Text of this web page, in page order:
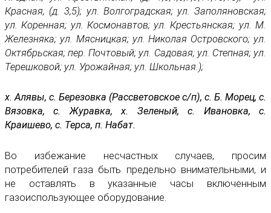
Красная, (д. 3,5); ул. Волгоградская; ул. Заполяновская;
ул. Коренная; ул. Космонавтов; ул. Крестьянская; ул. М.
Железняка; ул. Мясницкая; ул. Николая Островского; ул.
Октябрьская; пер. Почтовый; ул. Садовая; ул. Степная; ул.
Терешковой; ул. Урожайная; ул. Школьная.);
х. Алявы, с. Березовка (Рассветовское с/п), с. Б. Морец, с.
Вязовка, с. Журавка, х. Зеленый, с. Ивановка, с.
Краишево, с. Терса, п. Набат.
Во избежание несчастных случаев, просим
потребителей газа быть предельно внимательными, и
не оставлять в указанные часы включенным
газоиспользующее оборудование.